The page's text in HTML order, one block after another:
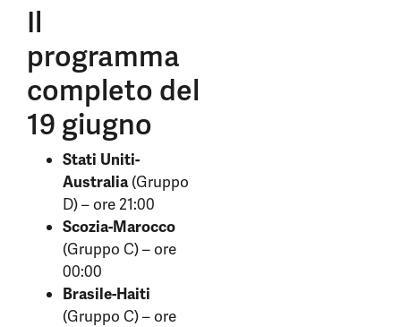
Il
programma
completo del
19 giugno
Stati Uniti-
Australia(Gruppo
D) – ore 21:00
Scozia-Marocco
(Gruppo C) – ore
00:00
Brasile-Haiti
(Gruppo C) – ore